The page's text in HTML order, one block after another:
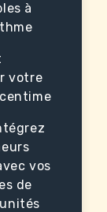
à
votre
vos
de